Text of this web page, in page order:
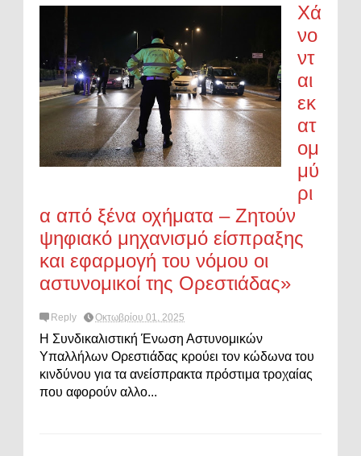
Χά
νο
ντ
αι
εκ
ατ
ομ
μύ
ρι
α από ξένα οχήματα – Ζητούν
ψηφιακό μηχανισμό είσπραξης
και εφαρμογή του νόμου οι
αστυνομικοί της Ορεστιάδας»
Reply Οκτωβρίου 01, 2025
Η Συνδικαλιστική Ένωση Αστυνομικών
Υπαλλήλων Ορεστιάδας κρούει τον κώδωνα του
κινδύνου για τα ανείσπρακτα πρόστιμα τροχαίας
που αφορούν αλλο...